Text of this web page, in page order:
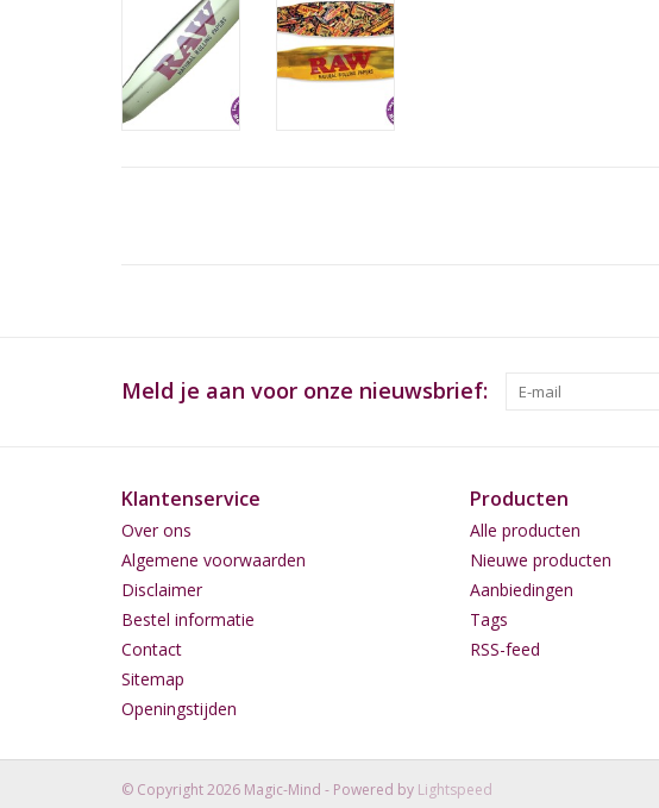
Meld je aan voor onze nieuwsbrief:
Klantenservice
Over ons
Algemene voorwaarden
Disclaimer
Bestel informatie
Contact
Sitemap
Openingstijden
Producten
Alle producten
Nieuwe producten
Aanbiedingen
Tags
RSS-feed
© Copyright 2026 Magic-Mind - Powered by Lightspeed